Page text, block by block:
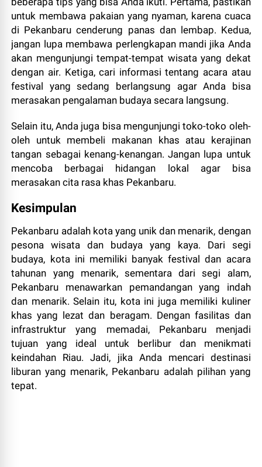
untuk membawa pakaian yang nyaman, karena cuaca
di Pekanbaru cenderung panas dan lembap. Kedua,
jangan lupa membawa perlengkapan mandi jika Anda
akan mengunjungi tempat-tempat wisata yang dekat
dengan air. Ketiga, cari informasi tentang acara atau
festival yang sedang berlangsung agar Anda bisa
merasakan pengalaman budaya secara langsung.
Selain itu, Anda juga bisa mengunjungi toko-toko oleh-
oleh untuk membeli makanan khas atau kerajinan
tangan sebagai kenang-kenangan. Jangan lupa untuk
mencoba berbagai hidangan lokal agar bisa
merasakan cita rasa khas Pekanbaru.
Kesimpulan
Pekanbaru adalah kota yang unik dan menarik, dengan
pesona wisata dan budaya yang kaya. Dari segi
budaya, kota ini memiliki banyak festival dan acara
tahunan yang menarik, sementara dari segi alam,
Pekanbaru menawarkan pemandangan yang indah
dan menarik. Selain itu, kota ini juga memiliki kuliner
khas yang lezat dan beragam. Dengan fasilitas dan
infrastruktur yang memadai, Pekanbaru menjadi
tujuan yang ideal untuk berlibur dan menikmati
keindahan Riau. Jadi, jika Anda mencari destinasi
liburan yang menarik, Pekanbaru adalah pilihan yang
tepat.